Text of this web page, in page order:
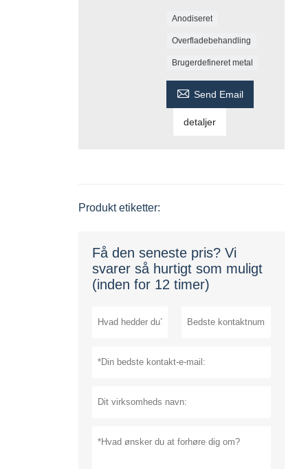
Anodiseret
Overfladebehandling
Brugerdefineret metal
 Send Email
detaljer
Produkt etiketter:
Få den seneste pris? Vi
svarer så hurtigt som muligt
(inden for 12 timer)